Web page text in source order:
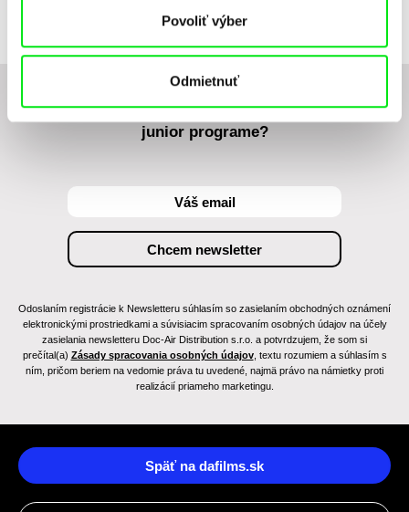
Povoliť výber
Odmietnuť
Chcete byť pravidelne informovaní o novinkách v
junior programe?
Odoslaním registrácie k Newsletteru súhlasím so zasielaním obchodných oznámení
elektronickými prostriedkami a súvisiacim spracovaním osobných údajov na účely
zasielania newsletteru Doc-Air Distribution s.r.o. a potvrdzujem, že som si
prečítal(a) Zásady spracovania osobných údajov, textu rozumiem a súhlasím s
ním, pričom beriem na vedomie práva tu uvedené, najmä právo na námietky proti
realizácií priameho marketingu.
Späť na dafilms.sk